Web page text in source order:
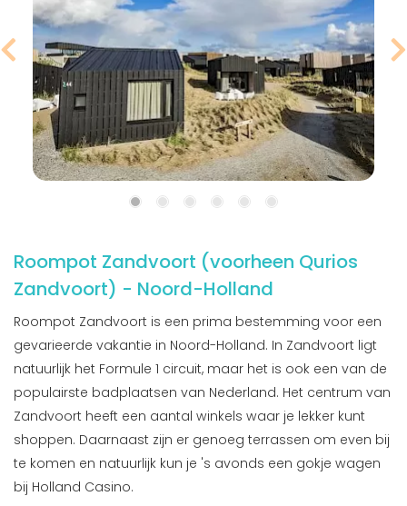
Roompot Zandvoort (voorheen Qurios
Zandvoort) - Noord-Holland
Roompot Zandvoort is een prima bestemming voor een
gevarieerde vakantie in Noord-Holland. In Zandvoort ligt
natuurlijk het Formule 1 circuit, maar het is ook een van de
populairste badplaatsen van Nederland. Het centrum van
Zandvoort heeft een aantal winkels waar je lekker kunt
shoppen. Daarnaast zijn er genoeg terrassen om even bij
te komen en natuurlijk kun je 's avonds een gokje wagen
bij Holland Casino.